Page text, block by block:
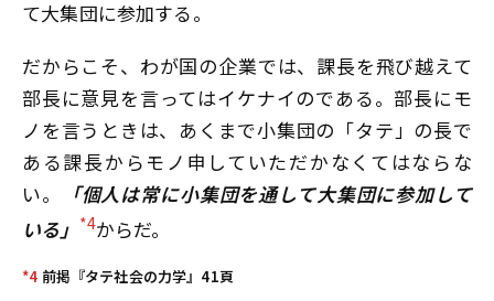
て大集団に参加する。
だからこそ、わが国の企業では、課長を飛び越えて
部長に意見を言ってはイケナイのである。部長にモ
ノを言うときは、あくまで小集団の「タテ」の長で
ある課長からモノ申していただかなくてはならな
い。
「個人は常に小集団を通して大集団に参加して
いる」 *4からだ。
*4 前掲『タテ社会の力学』41頁